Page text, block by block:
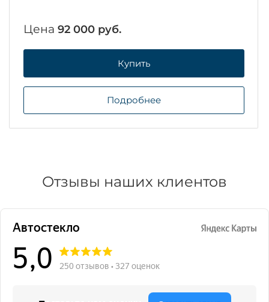
Цена 92 000 руб.
Купить
Подробнее
Отзывы наших клиентов